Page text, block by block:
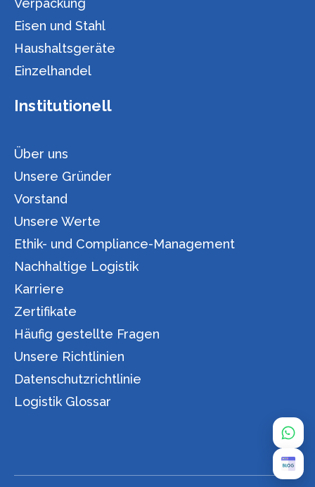
Verpackung
Eisen und Stahl
Haushaltsgeräte
Einzelhandel
Institutionell
Über uns
Unsere Gründer
Vorstand
Unsere Werte
Ethik- und Compliance-Management
Nachhaltige Logistik
Karriere
Zertifikate
Häufig gestellte Fragen
Unsere Richtlinien
Datenschutzrichtlinie
Logistik Glossar